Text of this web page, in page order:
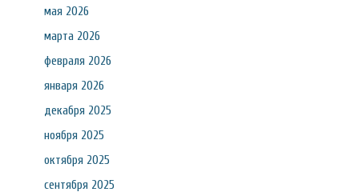
мая 2026
марта 2026
февраля 2026
января 2026
декабря 2025
ноября 2025
октября 2025
сентября 2025